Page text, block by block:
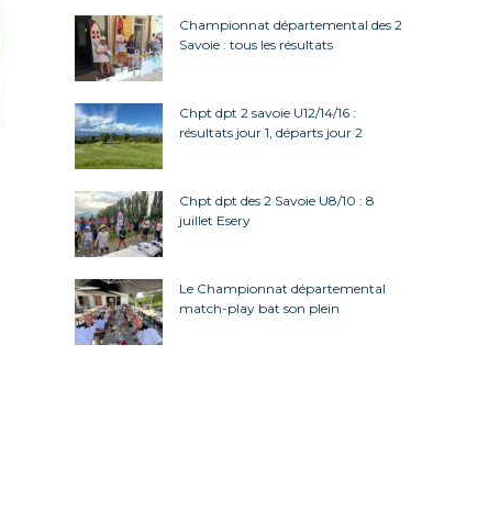
Championnat départemental des 2
Savoie : tous les résultats
Chpt dpt 2 savoie U12/14/16 :
résultats jour 1, départs jour 2
Chpt dpt des 2 Savoie U8/10 : 8
juillet Esery
Le Championnat départemental
match-play bat son plein